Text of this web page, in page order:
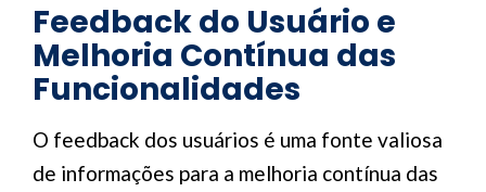
Feedback do Usuário e
Melhoria Contínua das
Funcionalidades
O feedback dos usuários é uma fonte valiosa
de informações para a melhoria contínua das